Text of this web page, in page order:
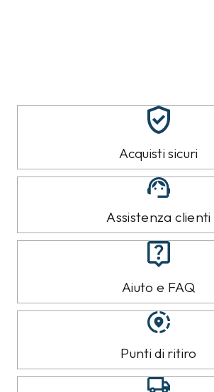
Acquisti sicuri
Assistenza clienti
Aiuto e FAQ
Punti di ritiro